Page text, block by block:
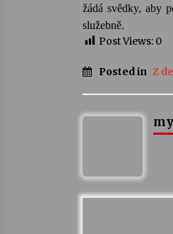
žádá svědky, aby
služebně.
Post Views: 0
Posted in Z